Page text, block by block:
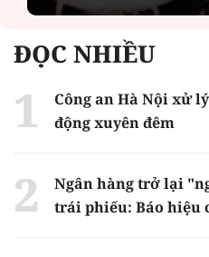
ĐỌC NHIỀU
Công an Hà Nội xử
động xuyên đêm
Ngân hàng trở lại
trái phiếu: Báo hiệu